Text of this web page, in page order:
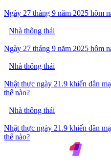
Ngày 27 tháng 9 năm 2025 hôm
Nhà thông thái
Ngày 27 tháng 9 năm 2025 hôm
Nhà thông thái
Nhật thực ngày 21.9 khiến dân
thế nào?
Nhà thông thái
Nhật thực ngày 21.9 khiến dân
thế nào?